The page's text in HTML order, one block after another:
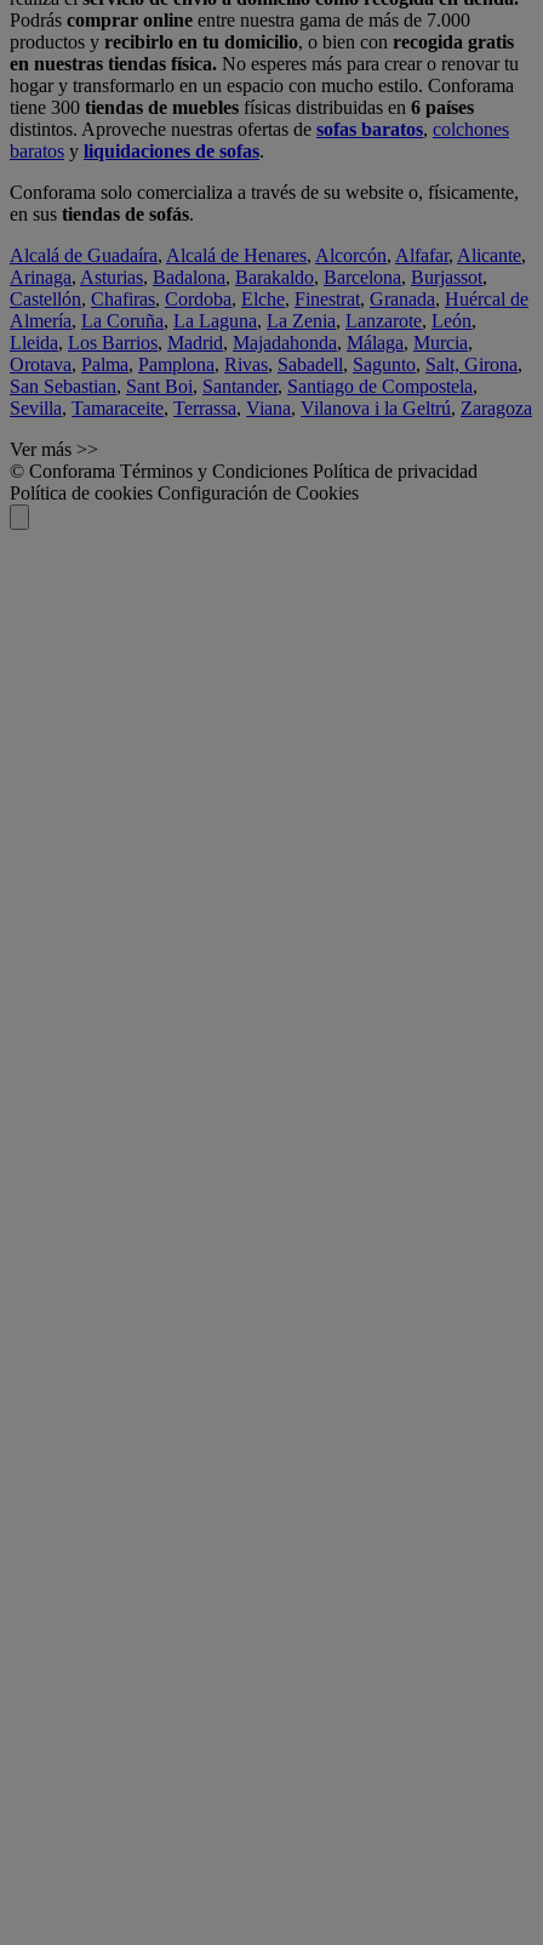
Podrás comprar online entre nuestra gama de más de 7.000
productos y recibirlo en tu domicilio, o bien con recogida gratis
en nuestras tiendas física. No esperes más para crear o renovar tu
hogar y transformarlo en un espacio con mucho estilo. Conforama
tiene 300 tiendas de muebles físicas distribuidas en 6 países
distintos. Aproveche nuestras ofertas de sofas baratos, colchones
baratos y liquidaciones de sofas.
Conforama solo comercializa a través de su website o, físicamente,
en sus tiendas de sofás.
Alcalá de Guadaíra, Alcalá de Henares, Alcorcón, Alfafar, Alicante,
Arinaga, Asturias, Badalona, Barakaldo, Barcelona, Burjassot,
Castellón, Chafiras, Cordoba, Elche, Finestrat, Granada, Huércal de
Almería, La Coruña, La Laguna, La Zenia, Lanzarote, León,
Lleida, Los Barrios, Madrid, Majadahonda, Málaga, Murcia,
Orotava, Palma, Pamplona, Rivas, Sabadell, Sagunto, Salt, Girona,
San Sebastian, Sant Boi, Santander, Santiago de Compostela,
Sevilla, Tamaraceite, Terrassa, Viana, Vilanova i la Geltrú, Zaragoza
Ver más >>
© Conforama Términos y Condiciones Política de privacidad
Política de cookies Configuración de Cookies